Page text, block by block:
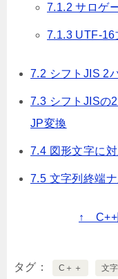
7.1.2 サロゲ
7.1.3 UTF-16
7.2 シフトJIS 2
7.3 シフトJISの
JP変換
7.4 図形文字に
7.5 文字列終端
↑ C++
タグ C＋＋ 文字